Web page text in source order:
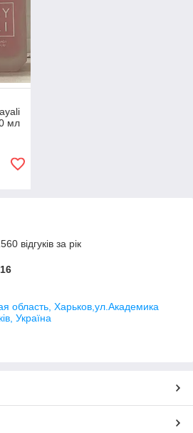
мл
відгуків за рік
область, Харьков,ул.Академика
Україна